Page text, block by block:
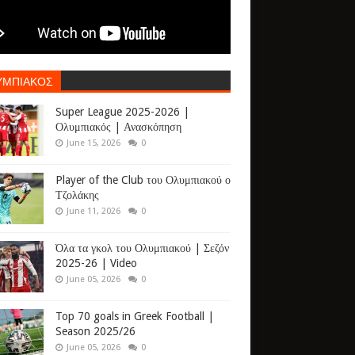
Super League 2025-2026 |
Ολυμπιακός | Ανασκόπηση
June 15, 2026 0
Player of the Club του Ολυμπιακού ο
Τζολάκης
June 11, 2026 0
Όλα τα γκολ του Ολυμπιακού | Σεζόν
2025-26 | Video
June 05, 2026 0
Top 70 goals in Greek Football |
Season 2025/26
June 05, 2026 0